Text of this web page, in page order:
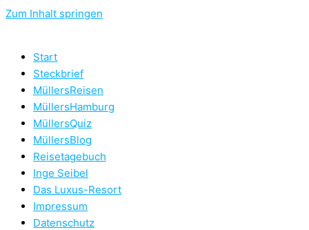
Zum Inhalt springen
Start
Steckbrief
MüllersReisen
MüllersHamburg
MüllersQuiz
MüllersBlog
Reisetagebuch
Inge Seibel
Das Luxus-Resort
Impressum
Datenschutz